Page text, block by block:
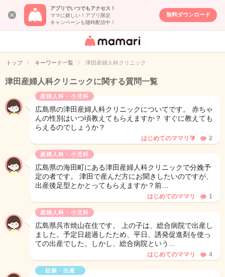
アプリでいつでもアクセス！
ママに嬉しい！アプリ限定
キャンペーンも随時配信中！
無料ダウンロード
女性専用匿名QA
イト
トップ キーワード一覧 津田産婦人科クリニック
津田産婦人科クリニックに関する質問一覧
産婦人科・小児科
広島県の津田産婦人科クリニックについてです。 赤ちゃ
んの性別はいつ頃教えてもらえますか？ すぐに教えても
らえるのでしょうか？
はじめてのママリ🔰 2
産婦人科・小児科
広島県の海田町にある津田産婦人科クリニックで分娩予
定の者です。 津田で産んだ方にお聞きしたいのですが、
出産後足型とかとってもらえますか？前…
はじめてのママリ 1
産婦人科・小児科
広島県呉市焼山在住です。 上の子は、総合病院で出産し
ました。予定日超過したため、平日、誘発促進剤を使っ
ての出産でした。しかし、総合病院という…
はじめてのママリ 4
妊娠・出産